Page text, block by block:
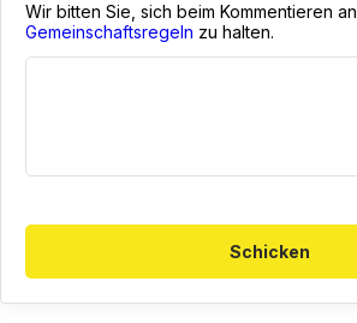
Wir bitten Sie, sich beim Kommentieren an
Gemeinschaftsregeln zu halten.
Schicken